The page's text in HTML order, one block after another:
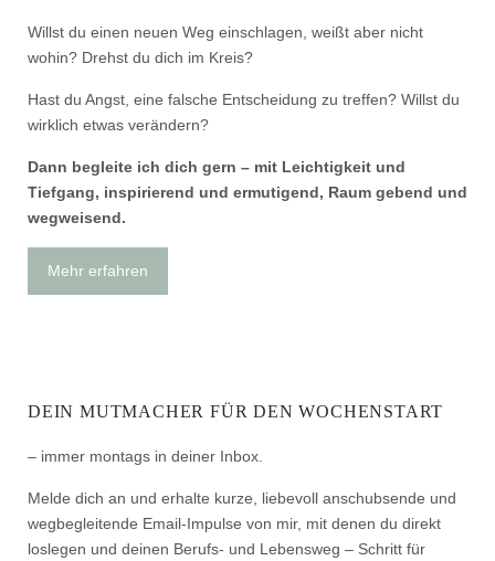
Willst du einen neuen Weg einschlagen, weißt aber nicht
wohin? Drehst du dich im Kreis?
Hast du Angst, eine falsche Entscheidung zu treffen? Willst du
wirklich etwas verändern?
Dann begleite ich dich gern – mit Leichtigkeit und
Tiefgang, inspirierend und ermutigend, Raum gebend und
wegweisend.
Mehr erfahren
DEIN MUTMACHER FÜR DEN WOCHENSTART
– immer montags in deiner Inbox.
Melde dich an und erhalte kurze, liebevoll anschubsende und
wegbegleitende Email-Impulse von mir, mit denen du direkt
loslegen und deinen Berufs- und Lebensweg – Schritt für